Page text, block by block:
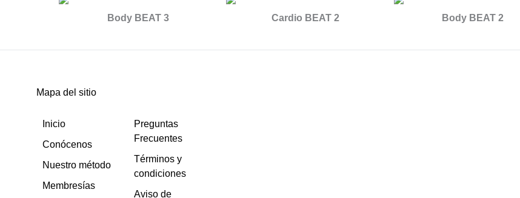
Body BEAT 3 Cardio BEAT 2 Body BEAT 2
Mapa del sitio
Inicio
Conócenos
Nuestro método
Membresías
Preguntas
Frecuentes
Términos y
condiciones
Aviso de